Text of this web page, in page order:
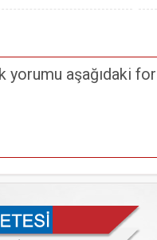
ve Kerem Dorak basın
yorumu aşağıdaki